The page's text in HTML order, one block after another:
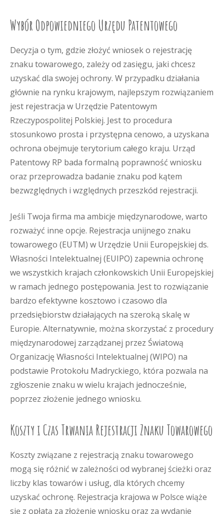
Wybór Odpowiedniego Urzędu Patentowego
Decyzja o tym, gdzie złożyć wniosek o rejestrację
znaku towarowego, zależy od zasięgu, jaki chcesz
uzyskać dla swojej ochrony. W przypadku działania
głównie na rynku krajowym, najlepszym rozwiązaniem
jest rejestracja w Urzędzie Patentowym
Rzeczypospolitej Polskiej. Jest to procedura
stosunkowo prosta i przystępna cenowo, a uzyskana
ochrona obejmuje terytorium całego kraju. Urząd
Patentowy RP bada formalną poprawność wniosku
oraz przeprowadza badanie znaku pod kątem
bezwzględnych i względnych przeszkód rejestracji.
Jeśli Twoja firma ma ambicje międzynarodowe, warto
rozważyć inne opcje. Rejestracja unijnego znaku
towarowego (EUTM) w Urzędzie Unii Europejskiej ds.
Własności Intelektualnej (EUIPO) zapewnia ochronę
we wszystkich krajach członkowskich Unii Europejskiej
w ramach jednego postępowania. Jest to rozwiązanie
bardzo efektywne kosztowo i czasowo dla
przedsiębiorstw działających na szeroką skalę w
Europie. Alternatywnie, można skorzystać z procedury
międzynarodowej zarządzanej przez Światową
Organizację Własności Intelektualnej (WIPO) na
podstawie Protokołu Madryckiego, która pozwala na
zgłoszenie znaku w wielu krajach jednocześnie,
poprzez złożenie jednego wniosku.
Koszty i Czas Trwania Rejestracji Znaku Towarowego
Koszty związane z rejestracją znaku towarowego
mogą się różnić w zależności od wybranej ścieżki oraz
liczby klas towarów i usług, dla których chcemy
uzyskać ochronę. Rejestracja krajowa w Polsce wiąże
się z opłatą za złożenie wniosku oraz za wydanie